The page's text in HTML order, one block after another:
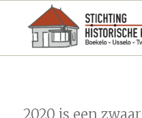
2020 is een